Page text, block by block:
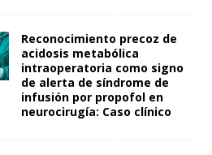
Reconocimiento precoz de
acidosis metabólica
intraoperatoria como signo
de alerta de síndrome de
infusión por propofol en
neurocirugía: Caso clínico